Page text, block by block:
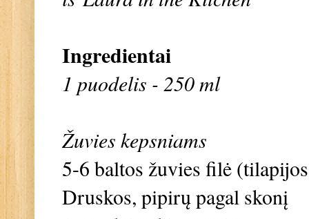
Ingredientai
1 puodelis - 250 ml
Žuvies kepsniams
5-6 baltos žuvies filė
Druskos, pipirų pagal skonį